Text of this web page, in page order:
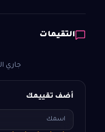
التقيمات
جاري
أضف تقييمك